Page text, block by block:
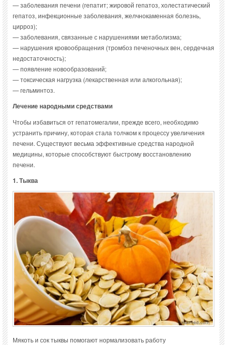
— заболевания печени (гепатит; жировой гепатоз, холестатический
гепатоз, инфекционные заболевания, желчнокаменная болезнь,
цирроз);
— заболевания, связанные с нарушениями метаболизма;
— нарушения кровообращения (тромбоз печеночных вен, сердечная
недостаточность);
— появление новообразований;
— токсическая нагрузка (лекарственная или алкогольная);
— гельминтоз.
Лечение народными средствами
Чтобы избавиться от гепатомегалии, прежде всего, необходимо
устранить причину, которая стала толчком к процессу увеличения
печени. Существуют весьма эффективные средства народной
медицины, которые способствуют быстрому восстановлению
печени.
1. Тыква
Мякоть и сок тыквы помогают нормализовать работу